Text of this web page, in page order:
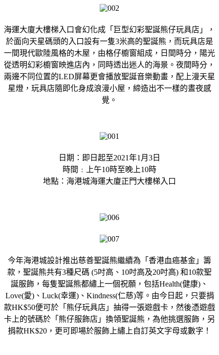
海運大廈大樓梯入口會幻化成「巨型幻彩聖誕熊仔玩具店」，
於面向天星碼頭的入口設有一隻3米高的聖誕熊，而玩具店是
一間現代歐陸風格的木屋，由格仔櫥窗組成，日間時分，陽光
從透明幻彩櫥窗映進店內，同時透出迷人的海景。夜間時分，
兩邊不同位置的LED屏幕更會播放聖誕音樂動畫，配上漫天星
星燈，玩具店隨即化身成浪漫小屋，締造出不一樣的晝夜感
覺。
日期：即日起至2021年1月3日
時間﹕上午10時至晚上10時
地點：海港城海運大廈正門大樓梯入口
今年海港城設計推出慈善聖誕熊繼續為「香港血癌基金」籌
款，聖誕熊共有3種尺碼 (5吋高、10吋高及20吋高) 和10款聖
誕服飾，每隻聖誕熊都繡上一個祝願，包括Health(健康)、
Love(愛)、Luck(幸運)、Kindness(仁慈)等。由今日起，只要捐
款HK$50便可於「熊仔玩具店」抽得一張遊戲卡，然後憑遊戲
卡上的號碼於「熊仔服飾店」換領聖誕熊，為他挑選服飾，另
捐款HK$20，更可即場於服飾上繡上自訂英文字母或數字！